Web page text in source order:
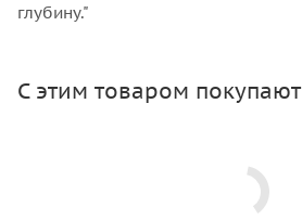
глубину."
С этим товаром покупают